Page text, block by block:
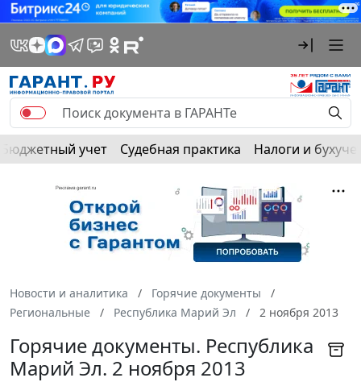
Бюджетный учет Судебная практика Налоги и
Новости и аналитика
Горячие документы
Региональные
Республика Марий Эл 2 ноября 2013
Горячие документы. Республика
Марий Эл. 2 ноября 2013